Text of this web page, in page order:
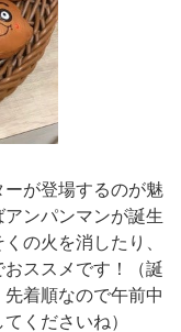
が登場するのが魅
ンパンマンが誕生
の火を消したり、
ススメです！（誕
着順なので午前中
くださいね）